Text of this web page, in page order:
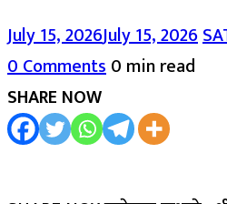
July 15, 2026July 15, 2026
0 Comments0 min read
SHARE NOW